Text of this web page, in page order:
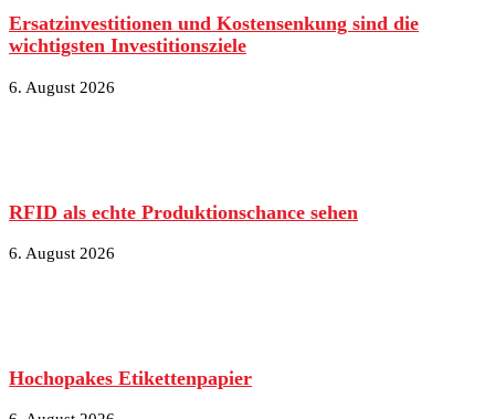
Ersatzinvestitionen und Kostensenkung sind die
wichtigsten Investitionsziele
6. August 2026
RFID als echte Produktionschance sehen
6. August 2026
Hochopakes Etikettenpapier